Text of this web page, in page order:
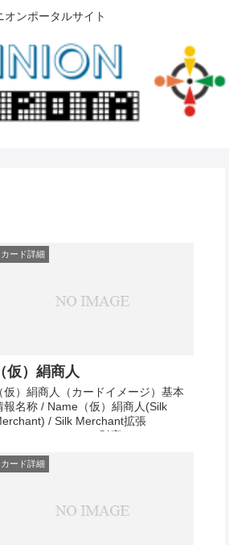
オンポータルサイト
カード詳細
（仮）絹商人
（仮）絹商人（カードイメージ）基本
報名称 / Name（仮）絹商人(Silk
/ Silk Merchant拡張
Renaissanceコスト (財宝)4コスト (そ
中その他メモ準備中
カード詳細